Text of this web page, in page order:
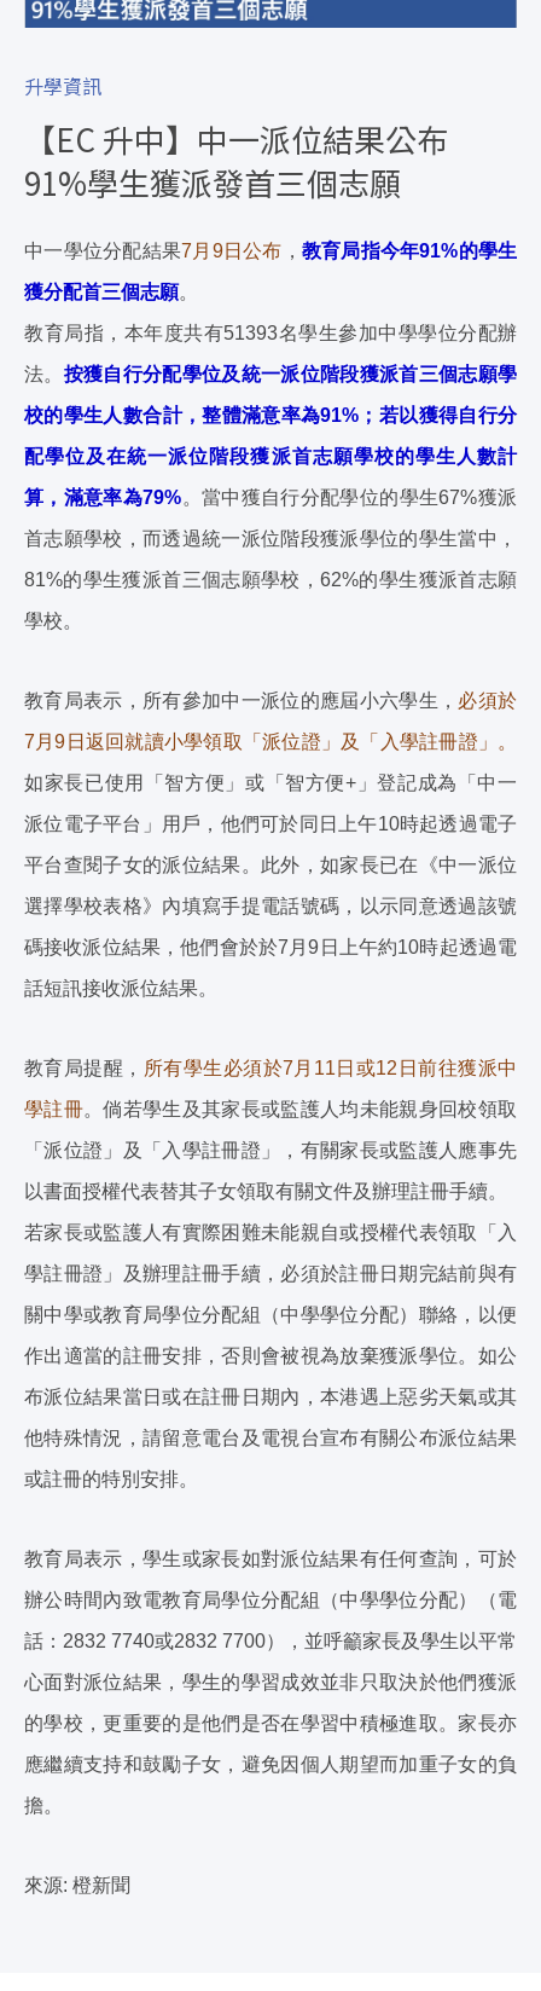
升學資訊
【EC 升中】中一派位結果公布
91%學生獲派發首三個志願
中一學位分配結果7月9日公布 ， 教育局指今年91%的學生
獲分配首三個志願。
教育局指，本年度共有51393名學生參加中學學位分配辦
法。 按獲自行分配學位及統一派位階段獲派首三個志願學
校的學生人數合計，整體滿意率為91%；若以獲得自行分
配學位及在統一派位階段獲派首志願學校的學生人數計
算，滿意率為79%。當中獲自行分配學位的學生67%獲派
首志願學校，而透過統一派位階段獲派學位的學生當中，
81%的學生獲派首三個志願學校，62%的學生獲派首志願
學校。
教育局表示，所有參加中一派位的應屆小六學生， 必須於
7月9日返回就讀小學領取「派位證」及「入學註冊證」。
如家長已使用「智方便」或「智方便+」登記成為「中一
派位電子平台」用戶，他們可於同日上午10時起透過電子
平台查閱子女的派位結果。此外，如家長已在《中一派位
選擇學校表格》內填寫手提電話號碼，以示同意透過該號
碼接收派位結果，他們會於於7月9日上午約10時起透過電
話短訊接收派位結果。
教育局提醒， 所有學生必須於7月11日或12日前往獲派中
學註冊。倘若學生及其家長或監護人均未能親身回校領取
「派位證」及「入學註冊證」，有關家長或監護人應事先
以書面授權代表替其子女領取有關文件及辦理註冊手續。
若家長或監護人有實際困難未能親自或授權代表領取「入
學註冊證」及辦理註冊手續，必須於註冊日期完結前與有
關中學或教育局學位分配組（中學學位分配）聯絡，以便
作出適當的註冊安排，否則會被視為放棄獲派學位。如公
布派位結果當日或在註冊日期內，本港遇上惡劣天氣或其
他特殊情況，請留意電台及電視台宣布有關公布派位結果
或註冊的特別安排。
教育局表示，學生或家長如對派位結果有任何查詢，可於
辦公時間內致電教育局學位分配組（中學學位分配）（電
話：2832 7740或2832 7700），並呼籲家長及學生以平常
心面對派位結果，學生的學習成效並非只取決於他們獲派
的學校，更重要的是他們是否在學習中積極進取。家長亦
應繼續支持和鼓勵子女，避免因個人期望而加重子女的負
擔。
來源: 橙新聞